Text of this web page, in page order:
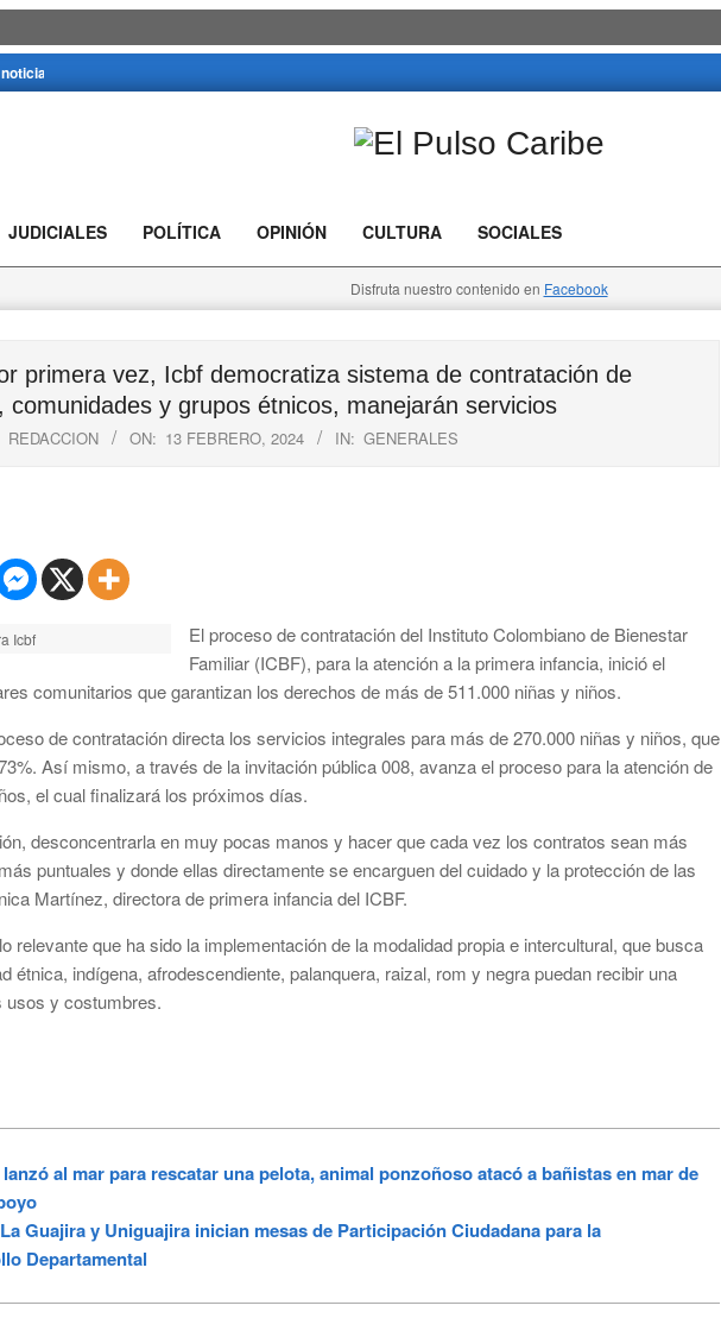
Caribe
JUDICIALES POLÍTICA OPINIÓN CULTURA SOCIALES
Disfruta nuestro contenido en Facebook
primera vez, Icbf democratiza sistema de contratación de
comunidades y grupos étnicos, manejarán servicios
REDACCION ON: 13 FEBRERO, 2024 IN: GENERALES
Icbf
El proceso de contratación del Instituto Colombiano de Bienestar
Familiar (ICBF), para la atención a la primera infancia, inició el
comunitarios que garantizan los derechos de más de 511.000 niñas y niños.
de contratación directa los servicios integrales para más de 270.000 niñas y niños, que
Así mismo, a través de la invitación pública 008, avanza el proceso para la atención de
el cual finalizará los próximos días.
desconcentrarla en muy pocas manos y hacer que cada vez los contratos sean más
puntuales y donde ellas directamente se encarguen del cuidado y la protección de las
Martínez, directora de primera infancia del ICBF.
relevante que ha sido la implementación de la modalidad propia e intercultural, que busca
étnica, indígena, afrodescendiente, palanquera, raizal, rom y negra puedan recibir una
usos y costumbres.
al mar para rescatar una pelota, animal ponzoñoso atacó a bañistas en mar de
Guajira y Uniguajira inician mesas de Participación Ciudadana para la
Departamental